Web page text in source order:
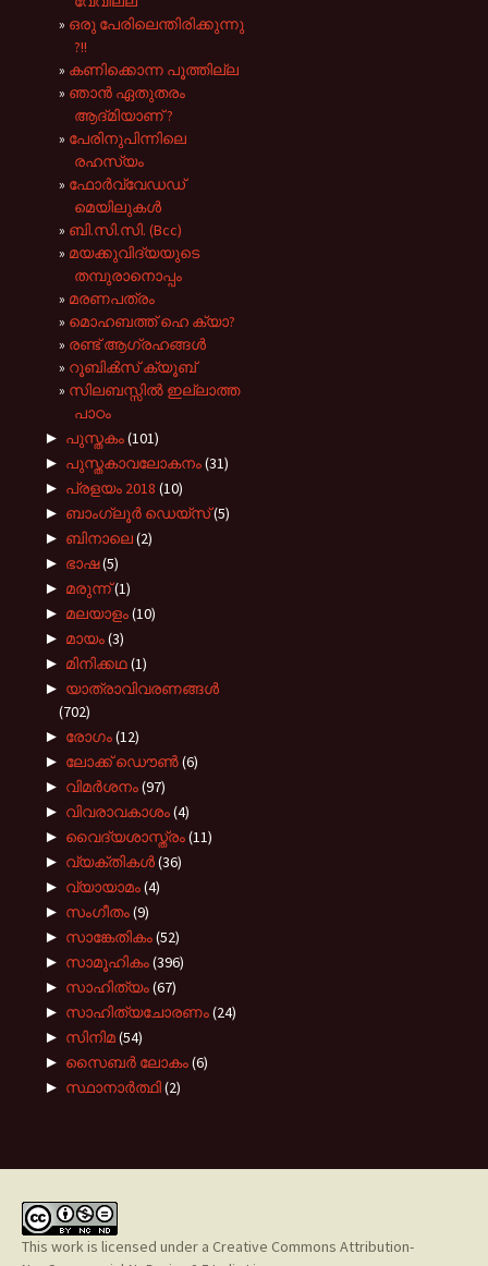
ഒരു പേരിലെന്തിരിക്കുന്നു
?!!
കണിക്കൊന്ന പൂത്തില്ല
ഞാൻ ഏതുതരം
ആദ്‌മിയാണ് ?
പേരിനുപിന്നിലെ
രഹസ്യം
ഫോര്‍വ്വേഡഡ്
മെയിലുകള്‍
ബി.സി.സി. (Bcc)
മയക്കുവിദ്യയുടെ
തമ്പുരാനൊപ്പം
മരണപത്രം
മൊഹബത്ത് ഹെ ക്യാ?
രണ്ട് ആഗ്രഹങ്ങള്‍
റൂബിക്‍സ് ക്യൂബ്
സിലബസ്സിൽ ഇല്ലാത്ത
പാഠം
► പുസ്തകം(101)
► പുസ്തകാവലോകനം(31)
► പ്രളയം 2018 (10)
► ബാംഗ്ലൂർ ഡെയ്സ്(5)
► ബിനാലെ(2)
► ഭാഷ(5)
► മരുന്ന്(1)
► മലയാളം(10)
► മായം(3)
► മിനിക്കഥ(1)
► യാത്രാവിവരണങ്ങൾ
(702)
► രോഗം(12)
► ലോക്ക് ഡൌൺ(6)
► വിമർശനം(97)
► വിവരാവകാശം(4)
► വൈദ്യശാസ്ത്രം(11)
► വ്യക്തികൾ(36)
► വ്യായാമം(4)
► സംഗീതം(9)
► സാങ്കേതികം(52)
► സാമൂഹികം(396)
► സാഹിത്യം(67)
► സാഹിത്യചോരണം(24)
► സിനിമ(54)
► സൈബർ ലോകം(6)
► സ്ഥാനാർത്ഥി(2)
This work is licensed under a Creative Commons Attribution-